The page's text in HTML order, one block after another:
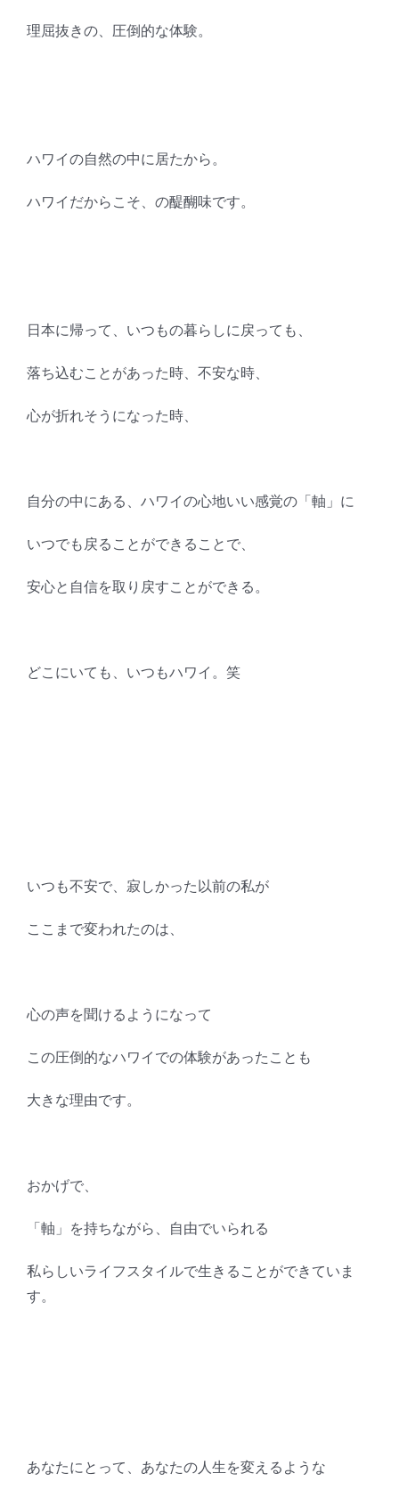
理屈抜きの、圧倒的な体験。
ハワイの自然の中に居たから。
ハワイだからこそ、の醍醐味です。
日本に帰って、いつもの暮らしに戻っても、
落ち込むことがあった時、不安な時、
心が折れそうになった時、
自分の中にある、ハワイの心地いい感覚の「軸」に
いつでも戻ることができることで、
安心と自信を取り戻すことができる。
どこにいても、いつもハワイ。笑
いつも不安で、寂しかった以前の私が
ここまで変われたのは、
心の声を聞けるようになって
この圧倒的なハワイでの体験があったことも
大きな理由です。
おかげで、
「軸」を持ちながら、自由でいられる
私らしいライフスタイルで生きることができていま
す。
あなたにとって、あなたの人生を変えるような